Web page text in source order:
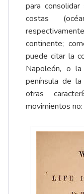
para
costas
continente;
puede citar la
Napoleón, o
península de
otras
movimientos